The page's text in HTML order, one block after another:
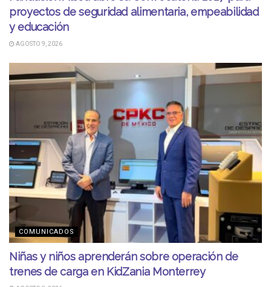
proyectos de seguridad alimentaria, empeabilidad
y educación
AGOSTO 9, 2026
COMUNICADOS
Niñas y niños aprenderán sobre operación de
trenes de carga en KidZania Monterrey